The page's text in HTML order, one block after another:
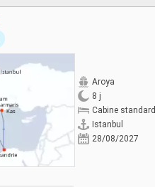
Aroya
8 j
Cabine standard
Istanbul
28/08/2027